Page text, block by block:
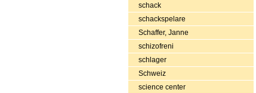
schack
schackspelare
Schaffer, Janne
schizofreni
schlager
Schweiz
science center